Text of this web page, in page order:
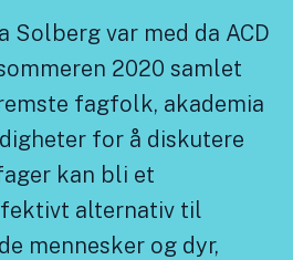
Solberg var med da ACD
2020 samlet
fagfolk, akademia
for å diskutere
kan bli et
alternativ til
mennesker og dyr,